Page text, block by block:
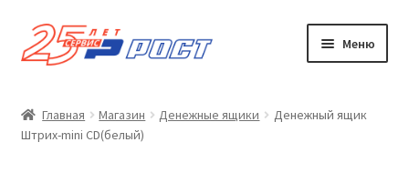
Перейти
к
Перейти
к
Меню
Магазин
Главная Магазин Денежные ящики
Денежный ящик
Штрих-mini CD(белый)